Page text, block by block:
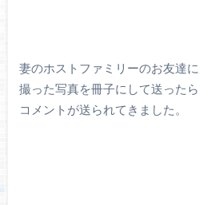
妻のホストファミリーのお友達に
撮った写真を冊子にして送ったら
コメントが送られてきました。